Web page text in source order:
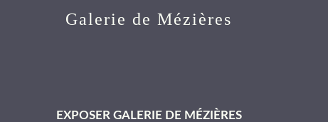
Galerie de Mézières
EXPOSER GALERIE DE MÉZIÈRES